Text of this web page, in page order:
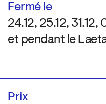
Fermé le
24.12, 25.12, 31.12,
et pendant le
Prix